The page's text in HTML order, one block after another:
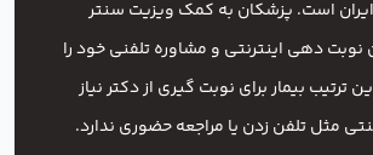
ایران است. پزشکان به کمک ویزیت سنتر
نوبت دهی اینترنتی و مشاوره تلفنی خود را
ترتیب بیمار برای نوبت گیری از دکتر نیاز
مثل تلفن زدن یا مراجعه حضوری ندارد.